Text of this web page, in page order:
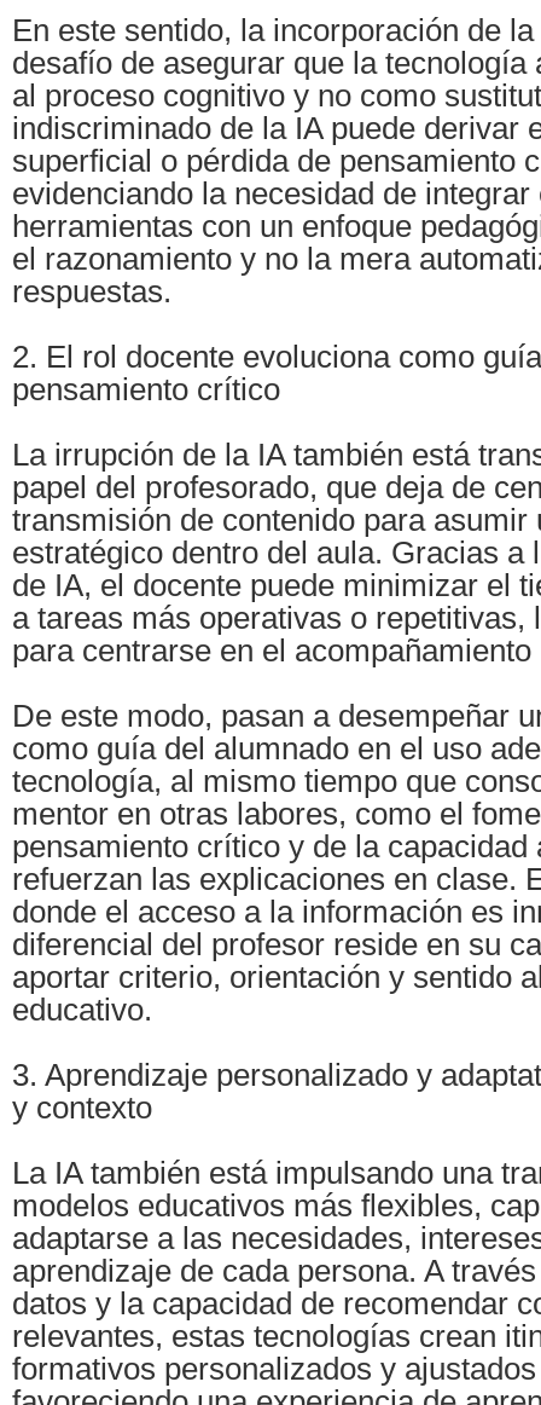
En este sentido, la incorporación de
desafío de asegurar que la tecnología
al proceso cognitivo y no como
indiscriminado de la IA puede derivar
superficial o pérdida de pensamiento
evidenciando la necesidad de integrar
herramientas con un enfoque
el razonamiento y no la mera
respuestas.
2. El rol docente evoluciona como
pensamiento crítico
La irrupción de la IA también está
papel del profesorado, que deja de
transmisión de contenido para asumir
estratégico dentro del aula. Gracias a
de IA, el docente puede minimizar el
a tareas más operativas o repetitivas,
para centrarse en el
De este modo, pasan a desempeñar
como guía del alumnado en el uso
tecnología, al mismo tiempo que
mentor en otras labores, como el
pensamiento crítico y de la capacidad
refuerzan las explicaciones en clase.
donde el acceso a la información es
diferencial del profesor reside en su
aportar criterio, orientación y sentido
educativo.
3. Aprendizaje personalizado y
y contexto
La IA también está impulsando una
modelos educativos más flexibles,
adaptarse a las necesidades,
aprendizaje de cada persona. A
datos y la capacidad de recomendar
relevantes, estas tecnologías crean
formativos personalizados y